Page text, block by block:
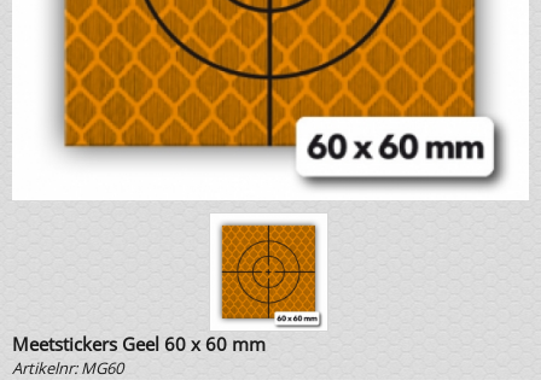
Meetstickers Geel 60 x 60 mm
Artikelnr: MG60